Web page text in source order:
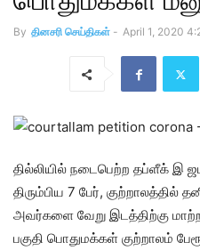
By தினசரி செய்திகள் - April 1, 2020
தில்லியில் நடைபெற்ற தப்ளீக் இ
திரும்பிய 7 பேர்,
அவர்களை வேறு இடத்திற்கு
பகுதி பொதுமக்கள் குற்றாலம்